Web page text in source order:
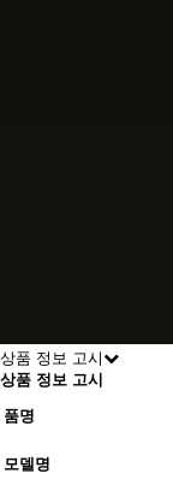
상품 정보 고시
상품 정보 고시
품명
모델명